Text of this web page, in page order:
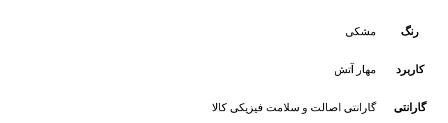
رنگ مشکی
کاربرد مهار آتش
گارانتی گارانتی اصالت و سلامت فیزیکی کالا